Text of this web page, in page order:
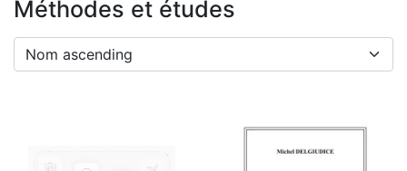
Méthodes et études